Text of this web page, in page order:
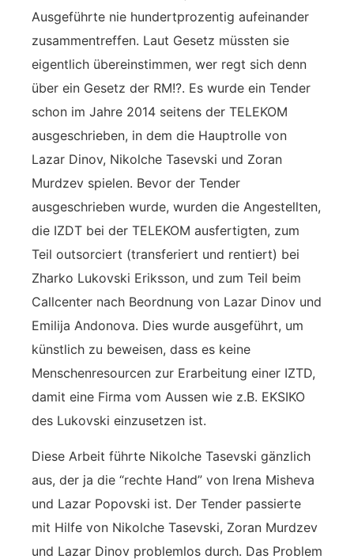
Ausgeführte nie hundertprozentig aufeinander
zusammentreffen. Laut Gesetz müssten sie
eigentlich übereinstimmen, wer regt sich denn
über ein Gesetz der RM!?. Es wurde ein Tender
schon im Jahre 2014 seitens der TELEKOM
ausgeschrieben, in dem die Hauptrolle von
Lazar Dinov, Nikolche Tasevski und Zoran
Murdzev spielen. Bevor der Tender
ausgeschrieben wurde, wurden die Angestellten,
die IZDT bei der TELEKOM ausfertigten, zum
Teil outsorciert (transferiert und rentiert) bei
Zharko Lukovski Eriksson, und zum Teil beim
Callcenter nach Beordnung von Lazar Dinov und
Emilija Andonova. Dies wurde ausgeführt, um
künstlich zu beweisen, dass es keine
Menschenresourcen zur Erarbeitung einer IZTD,
damit eine Firma vom Aussen wie z.B. EKSIKO
des Lukovski einzusetzen ist.
Diese Arbeit führte Nikolche Tasevski gänzlich
aus, der ja die “rechte Hand” von Irena Misheva
und Lazar Popovski ist. Der Tender passierte
mit Hilfe von Nikolche Tasevski, Zoran Murdzev
und Lazar Dinov problemlos durch. Das Problem